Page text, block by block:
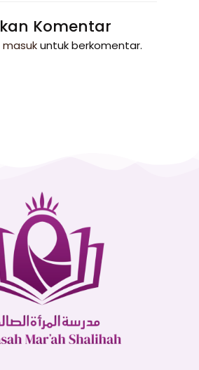
Komentar
masukuntuk berkomentar.